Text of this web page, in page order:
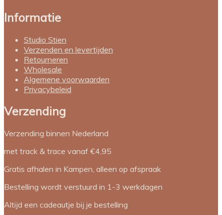
Informatie
Studio Stien
Verzenden en levertijden
Retourneren
Wholesale
Algemene voorwaarden
Privacybeleid
Verzending
Verzending binnen Nederland
met track & trace vanaf €4,95
Gratis afhalen in Kampen, alleen op afspraak
Bestelling wordt verstuurd in 1-3 werkdagen
Altijd een cadeautje bij je bestelling